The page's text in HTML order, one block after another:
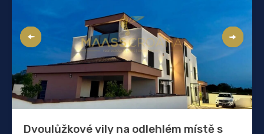
Dvoulůžkové vily na odlehlém místě s